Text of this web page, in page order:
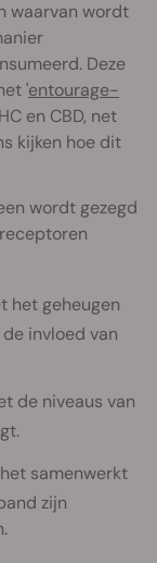
waarvan wordt
Deze
'entourage-
en CBD, net
kijken hoe dit
wordt gezegd
het geheugen
invloed van
de niveaus van
samenwerkt
zijn